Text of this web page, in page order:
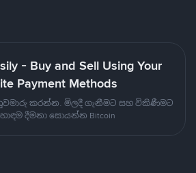
- Buy and Sell Using Your
Payment Methods
හුවමාරු කරන්න. මිලදී ගැනීමට සහ විකිණීමට
දීමනා සොයන්න Bitcoin